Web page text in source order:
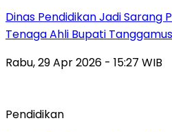
Dinas Pendidikan Jadi Sarang
Tenaga Ahli Bupati Tanggamus
Rabu, 29 Apr 2026 - 15:27 WIB
Pendidikan